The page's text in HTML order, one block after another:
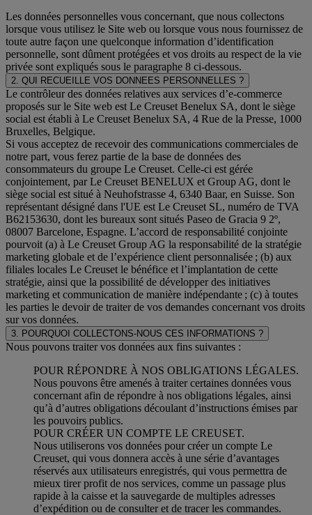
Les données personnelles vous concernant, que nous collectons
lorsque vous utilisez le Site web ou lorsque vous nous fournissez de
toute autre façon une quelconque information d’identification
personnelle, sont dûment protégées et vos droits au respect de la vie
privée sont expliqués sous le paragraphe 8 ci-dessous.
2. QUI RECUEILLE VOS DONNEES PERSONNELLES ?
Le contrôleur des données relatives aux services d’e-commerce
proposés sur le Site web est Le Creuset Benelux SA, dont le siège
social est établi à Le Creuset Benelux SA, 4 Rue de la Presse, 1000
Bruxelles, Belgique.
Si vous acceptez de recevoir des communications commerciales de
notre part, vous ferez partie de la base de données des
consommateurs du groupe Le Creuset. Celle-ci est gérée
conjointement, par Le Creuset BENELUX et Group AG, dont le
siège social est situé à Neuhofstrasse 4, 6340 Baar, en Suisse. Son
représentant désigné dans l'UE est Le Creuset SL, numéro de TVA
B62153630, dont les bureaux sont situés Paseo de Gracia 9 2º,
08007 Barcelone, Espagne. L’accord de responsabilité conjointe
pourvoit (a) à Le Creuset Group AG la responsabilité de la stratégie
marketing globale et de l’expérience client personnalisée ; (b) aux
filiales locales Le Creuset le bénéfice et l’implantation de cette
stratégie, ainsi que la possibilité de développer des initiatives
marketing et communication de manière indépendante ; (c) à toutes
les parties le devoir de traiter de vos demandes concernant vos droits
sur vos données.
3. POURQUOI COLLECTONS-NOUS CES INFORMATIONS ?
Nous pouvons traiter vos données aux fins suivantes :
POUR RÉPONDRE À NOS OBLIGATIONS LÉGALES.
Nous pouvons être amenés à traiter certaines données vous
concernant afin de répondre à nos obligations légales, ainsi
qu’à d’autres obligations découlant d’instructions émises par
les pouvoirs publics.
POUR CRÉER UN COMPTE LE CREUSET.
Nous utiliserons vos données pour créer un compte Le
Creuset, qui vous donnera accès à une série d’avantages
réservés aux utilisateurs enregistrés, qui vous permettra de
mieux tirer profit de nos services, comme un passage plus
rapide à la caisse et la sauvegarde de multiples adresses
d’expédition ou de consulter et de tracer les commandes.